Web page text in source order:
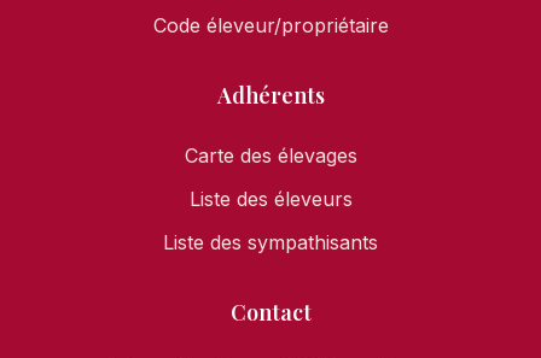
Code éleveur/propriétaire
Adhérents
Carte des élevages
Liste des éleveurs
Liste des sympathisants
Contact